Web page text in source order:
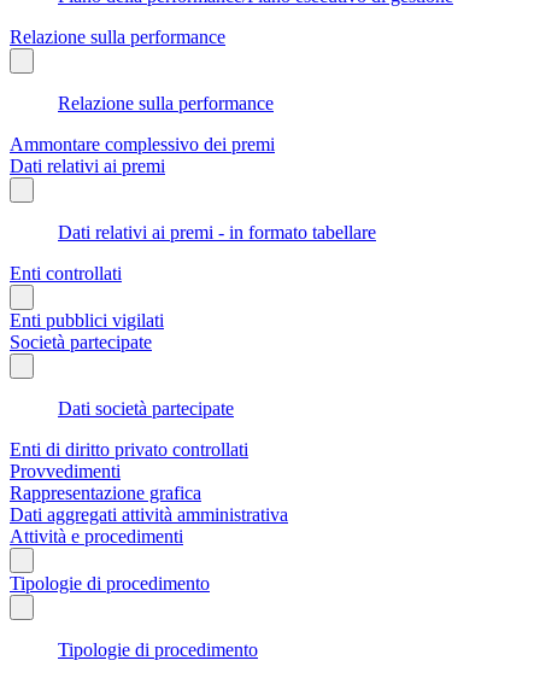
Relazione sulla performance
Relazione sulla performance
Ammontare complessivo dei premi
Dati relativi ai premi
Dati relativi ai premi - in formato tabellare
Enti controllati
Enti pubblici vigilati
Società partecipate
Dati società partecipate
Enti di diritto privato controllati
Provvedimenti
Rappresentazione grafica
Dati aggregati attività amministrativa
Attività e procedimenti
Tipologie di procedimento
Tipologie di procedimento